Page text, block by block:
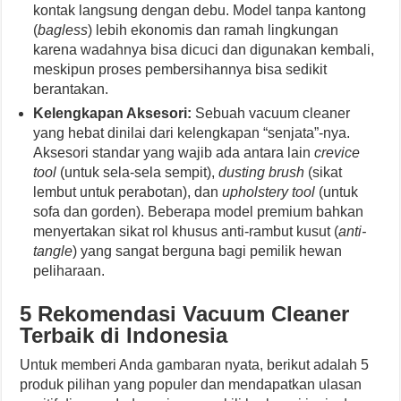
kontak langsung dengan debu. Model tanpa kantong
(bagless) lebih ekonomis dan ramah lingkungan
karena wadahnya bisa dicuci dan digunakan kembali,
meskipun proses pembersihannya bisa sedikit
berantakan.
Kelengkapan Aksesori: Sebuah vacuum cleaner
yang hebat dinilai dari kelengkapan “senjata”-nya.
Aksesori standar yang wajib ada antara laincrevice
tool (untuk sela-sela sempit),dusting brush (sikat
lembut untuk perabotan), danupholstery tool (untuk
sofa dan gorden). Beberapa model premium bahkan
menyertakan sikat rol khusus anti-rambut kusut (anti-
tangle) yang sangat berguna bagi pemilik hewan
peliharaan.
5 Rekomendasi Vacuum Cleaner
Terbaik di Indonesia
Untuk memberi Anda gambaran nyata, berikut adalah 5
produk pilihan yang populer dan mendapatkan ulasan